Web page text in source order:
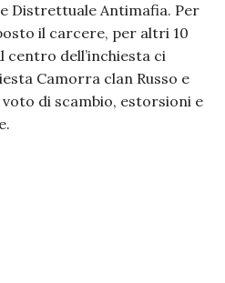
Distrettuale Antimafia. Per
il carcere, per altri 10
dell’inchiesta ci
Camorra clan Russo e
di scambio, estorsioni e